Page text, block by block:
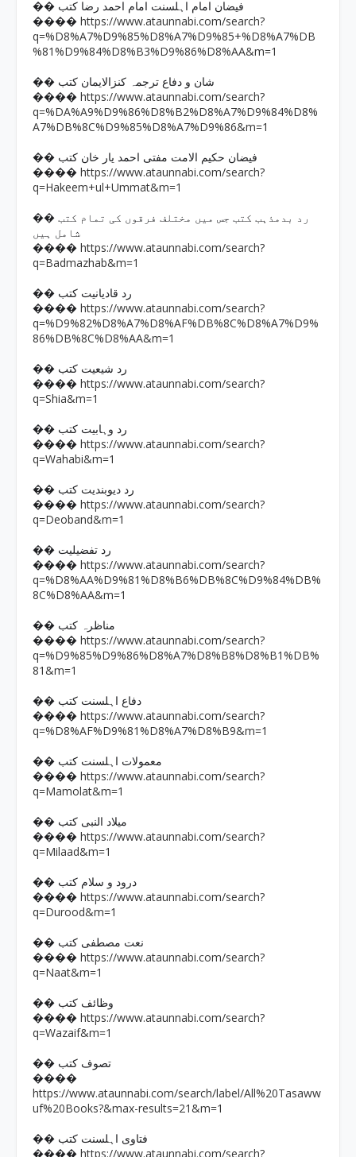
�� فیضان امام اہلسنت امام احمد رضا کتب
���� https://www.ataunnabi.com/search?
q=%D8%A7%D9%85%D8%A7%D9%85+%D8%A7%DB
%81%D9%84%D8%B3%D9%86%D8%AA&m=1
�� شان و دفاع ترجمہ کنزالایمان کتب
���� https://www.ataunnabi.com/search?
q=%DA%A9%D9%86%D8%B2%D8%A7%D9%84%D8%
A7%DB%8C%D9%85%D8%A7%D9%86&m=1
�� فیضان حکیم الامت مفتی احمد یار خان کتب
���� https://www.ataunnabi.com/search?
q=Hakeem+ul+Ummat&m=1
�� رد بدمذہب کتب جس میں مختلف فرقوں کی تمام کتب
شامل ہیں
���� https://www.ataunnabi.com/search?
q=Badmazhab&m=1
�� رد قادیانیت کتب
���� https://www.ataunnabi.com/search?
q=%D9%82%D8%A7%D8%AF%DB%8C%D8%A7%D9%
86%DB%8C%D8%AA&m=1
�� رد شیعیت کتب
���� https://www.ataunnabi.com/search?
q=Shia&m=1
�� رد وہابیت کتب
���� https://www.ataunnabi.com/search?
q=Wahabi&m=1
�� رد دیوبندیت کتب
���� https://www.ataunnabi.com/search?
q=Deoband&m=1
�� رد تفضیلیت
���� https://www.ataunnabi.com/search?
q=%D8%AA%D9%81%D8%B6%DB%8C%D9%84%DB%
8C%D8%AA&m=1
�� مناظرہ کتب
���� https://www.ataunnabi.com/search?
q=%D9%85%D9%86%D8%A7%D8%B8%D8%B1%DB%
81&m=1
�� دفاع اہلسنت کتب
���� https://www.ataunnabi.com/search?
q=%D8%AF%D9%81%D8%A7%D8%B9&m=1
�� معمولات اہلسنت کتب
���� https://www.ataunnabi.com/search?
q=Mamolat&m=1
�� میلاد النبی کتب
���� https://www.ataunnabi.com/search?
q=Milaad&m=1
�� درود و سلام کتب
���� https://www.ataunnabi.com/search?
q=Durood&m=1
�� نعت مصطفی کتب
���� https://www.ataunnabi.com/search?
q=Naat&m=1
�� وظائف کتب
���� https://www.ataunnabi.com/search?
q=Wazaif&m=1
�� تصوف کتب
����
https://www.ataunnabi.com/search/label/All%20Tasaww
uf%20Books?&max-results=21&m=1
�� فتاوی اہلسنت کتب
���� https://www.ataunnabi.com/search?